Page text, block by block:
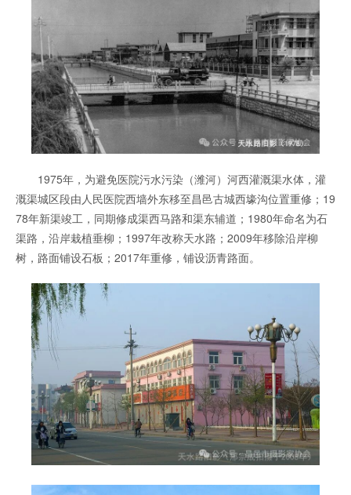
1975年，为避免医院污水污染（潍河）河西灌溉渠水体，灌
溉渠城区段由人民医院西墙外东移至昌邑古城西壕沟位置重修；19
78年新渠竣工，同期修成渠西马路和渠东辅道；1980年命名为石
渠路，沿岸栽植垂柳；1997年改称天水路；2009年移除沿岸柳
树，路面铺设石板；2017年重修，铺设沥青路面。